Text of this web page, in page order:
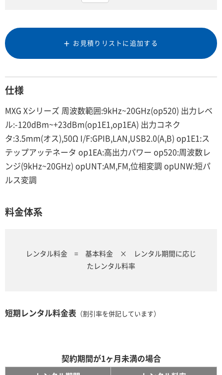
お見積りリストに追加する
仕様
MXG Xシリーズ 周波数範囲:9kHz~20GHz(op520) 出力レベ
ル:-120dBm~+23dBm(op1E1,op1EA) 出力コネク
タ:3.5mm(オス),50Ω I/F:GPIB,LAN,USB2.0(A,B) op1E1:ス
テップアッテネータ op1EA:高出力パワー op520:周波数レ
ンジ(9kHz~20GHz) opUNT:AM,FM,位相変調 opUNW:短パ
ルス変調
料金体系
レンタル料金 = 基本料金 × レンタル期間に応じ
たレンタル料率
短期レンタル料金表 （割引率を併記しています）
契約期間が1ヶ月未満の場合